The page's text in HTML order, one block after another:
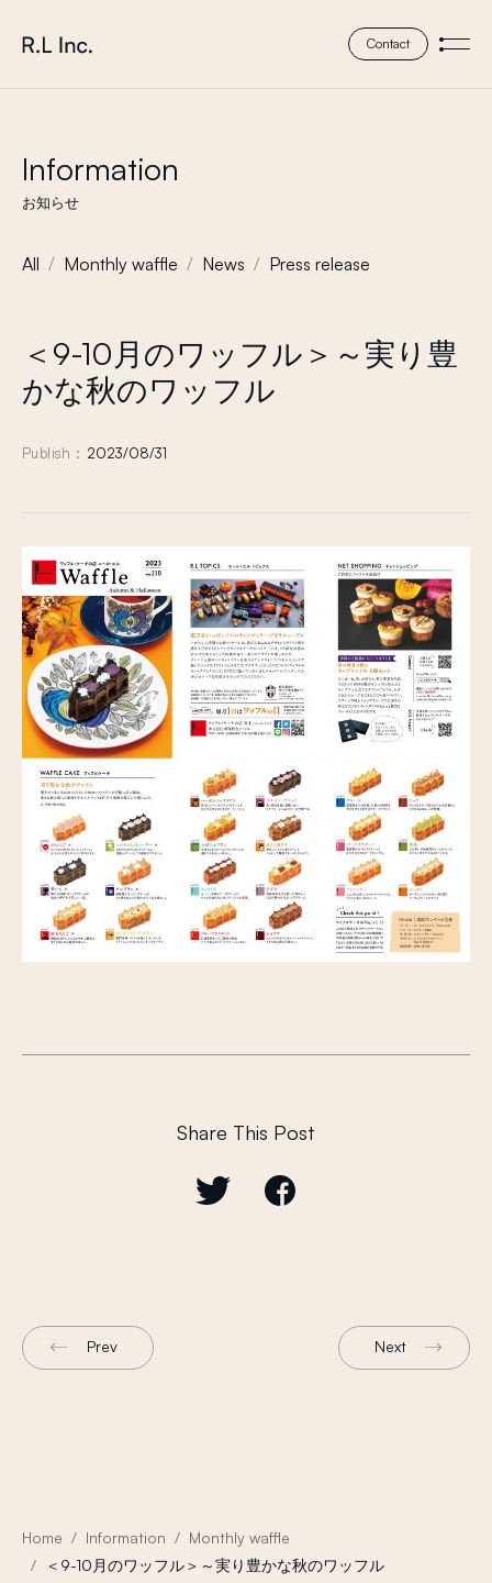
株式会社 エール・エル
Contact
お知らせ
Information
＜9-10月のワッフル＞～実り豊
かな秋のワッフル
Publish : 2023/08/31
Share This Post
Prev Next
All Monthly waffle News Press release
Home Information
Monthly waffle
＜9-10月のワッフル＞～実り豊かな秋のワッフル